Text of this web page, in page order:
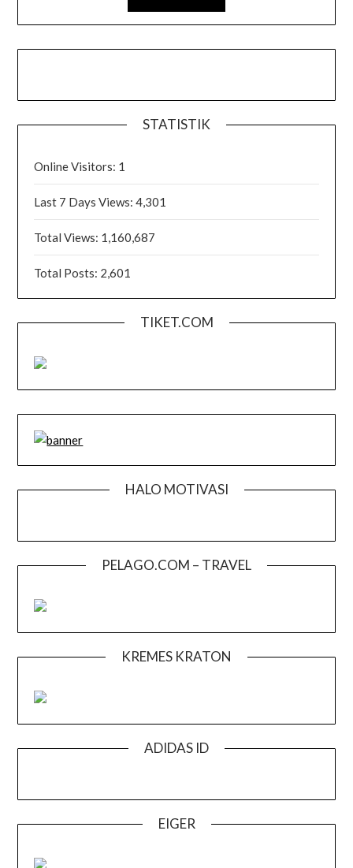
STATISTIK
Online Visitors: 1
Last 7 Days Views:4,301
Total Views: 1,160,687
Total Posts: 2,601
TIKET.COM
HALO MOTIVASI
PELAGO.COM – TRAVEL
KREMES KRATON
ADIDAS ID
EIGER